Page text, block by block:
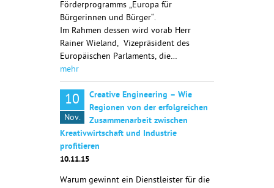
Förderprogramms „Europa für
Bürgerinnen und Bürger“.
Im Rahmen dessen wird vorab Herr
Rainer Wieland, Vizepräsident des
Europäischen Parlaments, die…
mehr
10
Nov.
Creative Engineering – Wie
Regionen von der erfolgreichen
Zusammenarbeit zwischen
Kreativwirtschaft und Industrie
profitieren
10.11.15
Warum gewinnt ein Dienstleister für die